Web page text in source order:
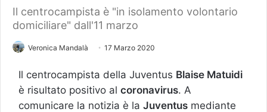
Il centrocampista è "in isolamento volontario
domiciliare" dall'11 marzo
Veronica Mandalà 17 Marzo 2020
Il centrocampista della Juventus Blaise Matuidi
è risultato positivo al coronavirus. A
comunicare la notizia è la Juventus mediante